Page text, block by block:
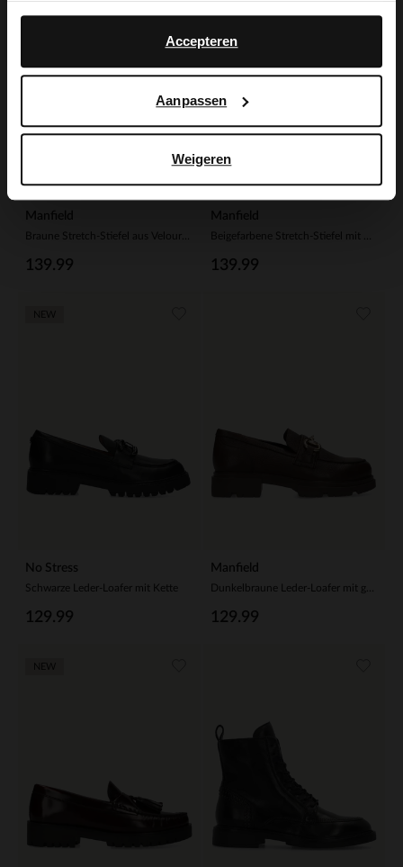
Accepteren
Aanpassen
Weigeren
Manfield
139.99
Manfield
139.99
No Stress
Schwarze Leder-Loafer mit Kette
129.99
Manfield
129.99
English